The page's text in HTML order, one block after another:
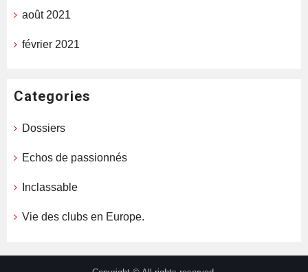
août 2021
février 2021
Categories
Dossiers
Echos de passionnés
Inclassable
Vie des clubs en Europe.